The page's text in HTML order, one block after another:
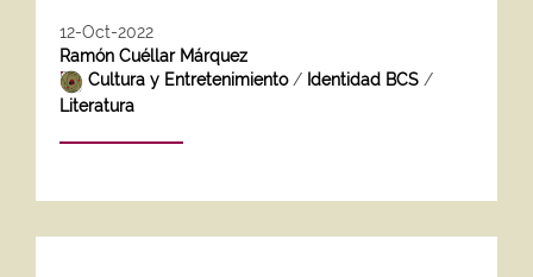
12-Oct-2022
Ramón Cuéllar Márquez
Cultura y Entretenimiento/ Identidad BCS /
Literatura